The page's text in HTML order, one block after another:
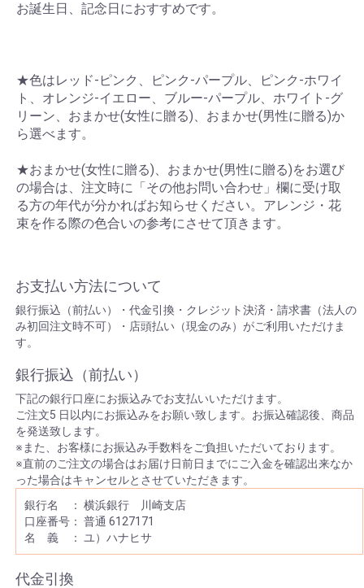
お誕生日、記念日におすすめです。
★色はレッド-ピンク、ピンク-パープル、ピンク-ホワイ
ト、オレンジ-イエロー、ブルー-パープル、ホワイト-グ
リーン、おまかせ(女性に贈る)、おまかせ(男性に贈る)か
ら選べます。
★おまかせ(女性に贈る)、おまかせ(男性に贈る)をお選び
の場合は、注文時に「その他お問い合わせ」欄に受け取
る方の年代が分かればお知らせください。アレンジ・花
束を作る際の色合いの参考にさせて頂きます。
お支払い方法について
銀行振込（前払い）・代金引換・クレジット決済・請求書（法人の
み初回注文時不可）・店頭払い（現金のみ）がご利用いただけま
す。
銀行振込（前払い）
下記の銀行口座にお振込みでお支払いいただけます。
ご注文5 日以内にお振込みをお願い致します。お振込確認後、商品
を発送致します。
※また、お客様にお振込み手数料をご負担いただいております。
※直前のご注文の場合はお届け日前日までにご入金を確認出来なか
った場合はキャンセルとさせていただきます。
銀行名 ： 横浜銀行 川崎支店
口座番号： 普通 6127171
名 義 ： ユ）ハナヒサ
代金引換